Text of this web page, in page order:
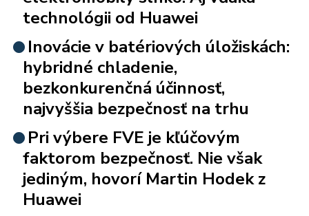
technológii od Huawei
Inovácie v batériových úložiskách:
hybridné chladenie,
bezkonkurenčná účinnosť,
najvyššia bezpečnosť na trhu
Pri výbere FVE je kľúčovým
faktorom bezpečnosť. Nie však
jediným, hovorí Martin Hodek z
Huawei